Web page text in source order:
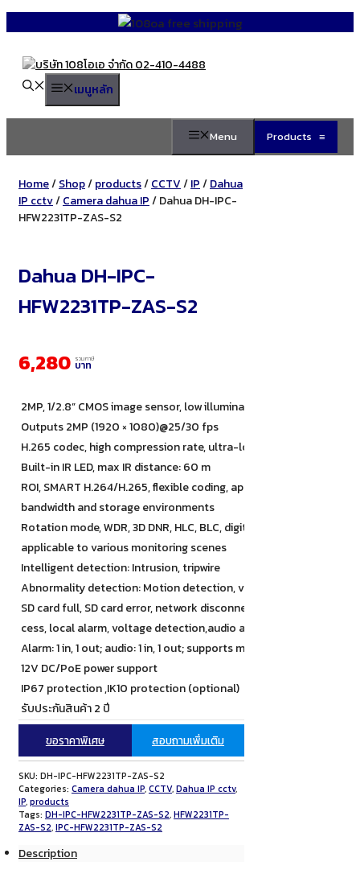
content
เมนูหลัก
Menu Products ≡
Home/Shop/products/CCTV/IP/Dahua
IP cctv/Camera dahua IP/ Dahua DH-IPC-
HFW2231TP-ZAS-S2
Dahua DH-IPC-
HFW2231TP-ZAS-S2
6,280 รวมภาษี
บาท
2MP, 1/2.8” CMOS image sensor, low illuminance, high image
Outputs 2MP (1920 × 1080)@25/30 fps
H.265 codec, high compression rate, ultra-low bit rate
Built-in IR LED, max IR distance: 60 m
ROI, SMART H.264/H.265, flexible coding, applicable to various
bandwidth and storage environments
Rotation mode, WDR, 3D DNR, HLC, BLC, digital watermarking,
applicable to various monitoring scenes
Intelligent detection: Intrusion, tripwire
Abnormality detection: Motion detection, video tampering, no SD
SD card full, SD card error, network disconnected, IP conflict,
cess, local alarm, voltage detection,audio abnormal
Alarm: 1 in, 1 out; audio: 1 in, 1 out; supports max. 256 GB Micro SD
12V DC/PoE power support
IP67 protection ,IK10 protection (optional)
รับประกันสินค้า 2 ปี
ขอราคาพิเศษ สอบถามเพิ่มเติม
SKU: DH-IPC-HFW2231TP-ZAS-S2
Categories: Camera dahua IP,CCTV,Dahua IP cctv,
IP,products
Tags: DH-IPC-HFW2231TP-ZAS-S2,HFW2231TP-
ZAS-S2,IPC-HFW2231TP-ZAS-S2
Description